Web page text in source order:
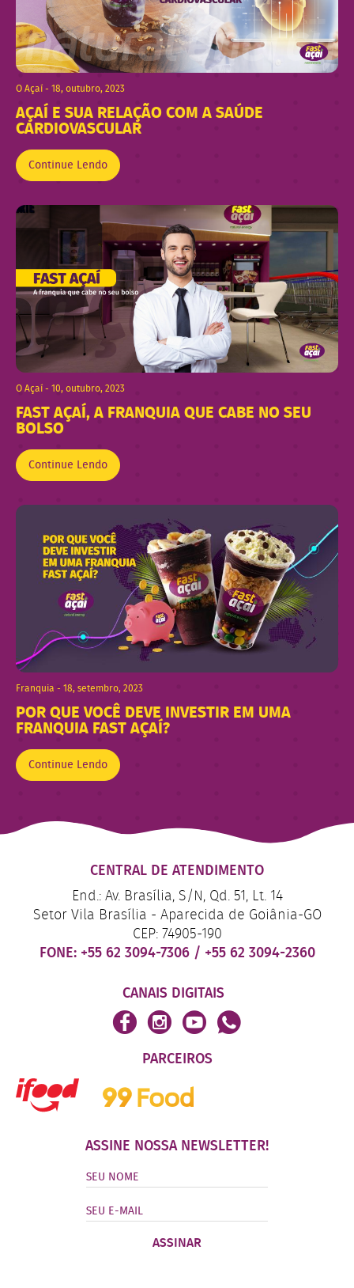
O Açaí - 18, outubro, 2023
AÇAÍ E SUA RELAÇÃO COM A SAÚDE
CARDIOVASCULAR
Continue Lendo
O Açaí - 10, outubro, 2023
FAST AÇAÍ, A FRANQUIA QUE CABE NO SEU
BOLSO
Continue Lendo
Franquia - 18, setembro, 2023
POR QUE VOCÊ DEVE INVESTIR EM UMA
FRANQUIA FAST AÇAÍ?
Continue Lendo
CENTRAL DE ATENDIMENTO
End.: Av. Brasília, S/N, Qd. 51, Lt. 14
Setor Vila Brasília - Aparecida de Goiânia-GO
CEP: 74905-190
FONE: +55 62 3094-7306 / +55 62 3094-2360
CANAIS DIGITAIS
PARCEIROS
ASSINE NOSSA NEWSLETTER!